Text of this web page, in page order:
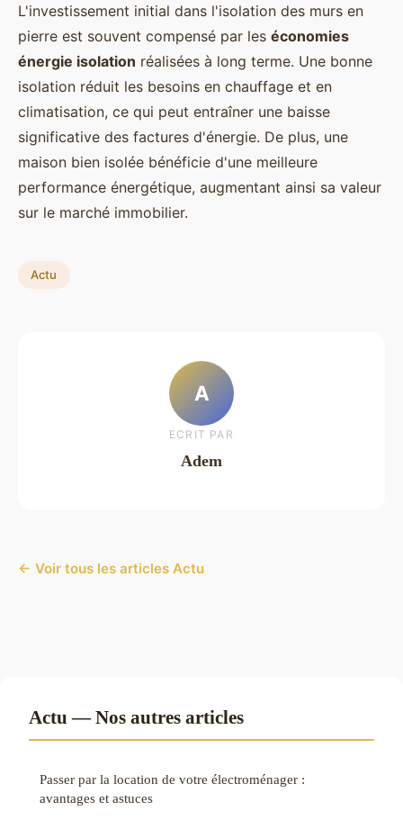
L'investissement initial dans l'isolation des murs en
pierre est souvent compensé par les économies
énergie isolation réalisées à long terme. Une bonne
isolation réduit les besoins en chauffage et en
climatisation, ce qui peut entraîner une baisse
significative des factures d'énergie. De plus, une
maison bien isolée bénéficie d'une meilleure
performance énergétique, augmentant ainsi sa valeur
sur le marché immobilier.
Actu
A
ECRIT PAR
Adem
← Voir tous les articles Actu
Actu — Nos autres articles
Passer par la location de votre électroménager :
avantages et astuces